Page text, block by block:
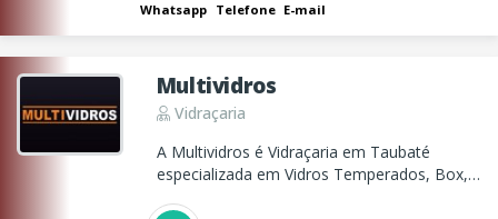
Whatsapp Telefone E-mail
Multividros
Vidraçaria
A Multividros é Vidraçaria em Taubaté
especializada em Vidros Temperados, Box,